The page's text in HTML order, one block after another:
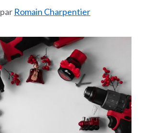
par Romain Charpentier